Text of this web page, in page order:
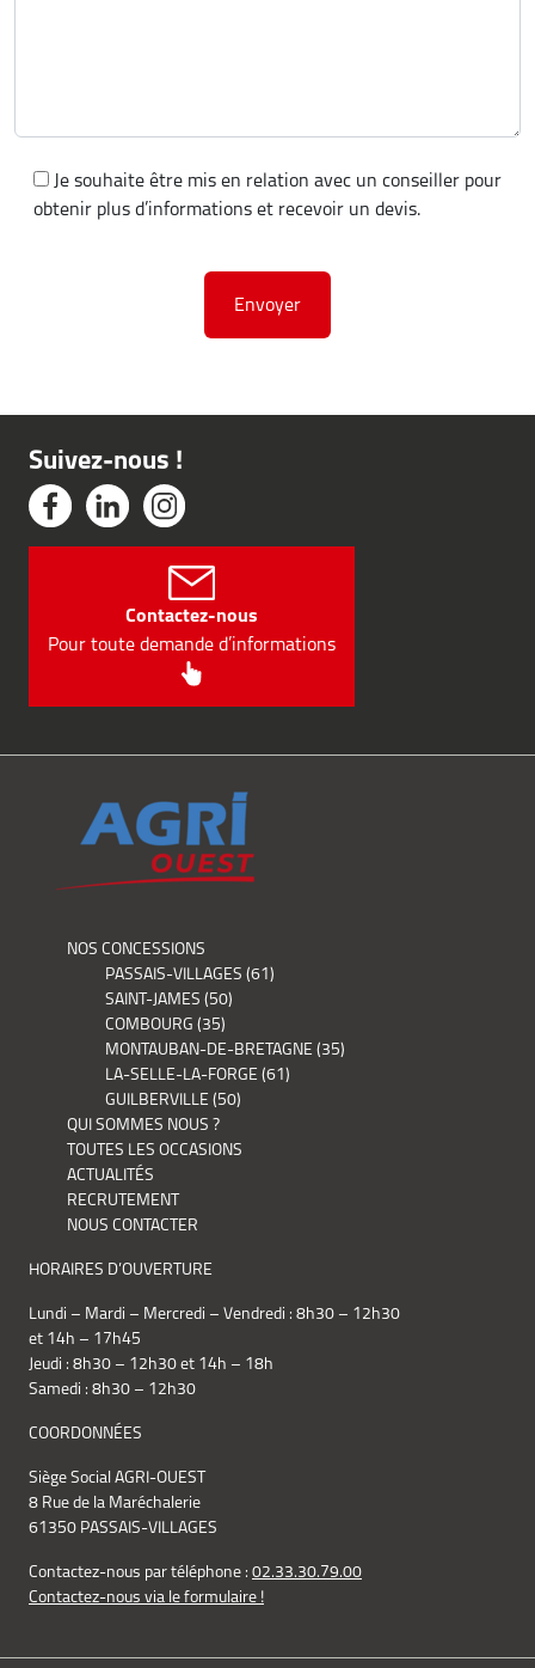
Je souhaite être mis en relation avec un conseiller pour
obtenir plus d’informations et recevoir un devis.
Suivez-nous !
Contactez-nous
Pour toute demande d’informations
NOS CONCESSIONS
PASSAIS-VILLAGES (61)
SAINT-JAMES (50)
COMBOURG (35)
MONTAUBAN-DE-BRETAGNE (35)
LA-SELLE-LA-FORGE (61)
GUILBERVILLE (50)
QUI SOMMES NOUS ?
TOUTES LES OCCASIONS
ACTUALITÉS
RECRUTEMENT
NOUS CONTACTER
HORAIRES D’OUVERTURE
Lundi – Mardi – Mercredi – Vendredi : 8h30 – 12h30
et 14h – 17h45
Jeudi : 8h30 – 12h30 et 14h – 18h
Samedi : 8h30 – 12h30
COORDONNÉES
Siège Social AGRI-OUEST
8 Rue de la Maréchalerie
61350 PASSAIS-VILLAGES
Contactez-nous par téléphone : 02.33.30.79.00
Contactez-nous via le formulaire !